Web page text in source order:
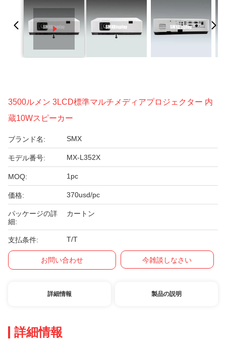
3500ルメン 3LCD標準マルチメディアプロジェクター 内
蔵10Wスピーカー
ブランド名: SMX
モデル番号: MX-L352X
MOQ: 1pc
価格: 370usd/pc
パッケージの詳
細:
カートン
支払条件: T/T
お問い合わせ 今雑談しなさい
詳細情報 製品の説明
詳細情報